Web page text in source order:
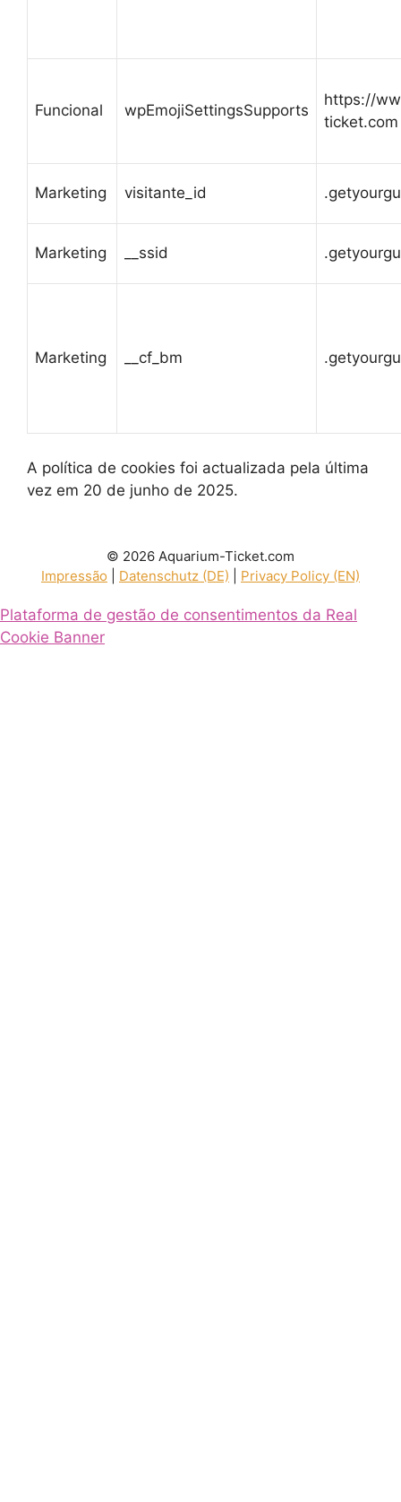
Funcional wpEmojiSettingsSupports
https://
ticket.com
Marketing visitante_id
Marketing __ssid
Marketing __cf_bm
A política de cookies foi actualizada pela última
vez em 20 de junho de 2025.
© 2026 Aquarium-Ticket.com
Impressão
Datenschutz (DE) Privacy Policy (EN)
Plataforma de gestão de consentimentos da Real
Cookie Banner